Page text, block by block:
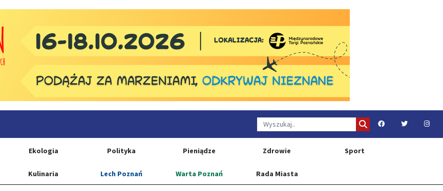
Ekologia Polityka Pieniądze Zdrowie Sport
Kulinaria Lech Poznań Warta Poznań Rada Miasta